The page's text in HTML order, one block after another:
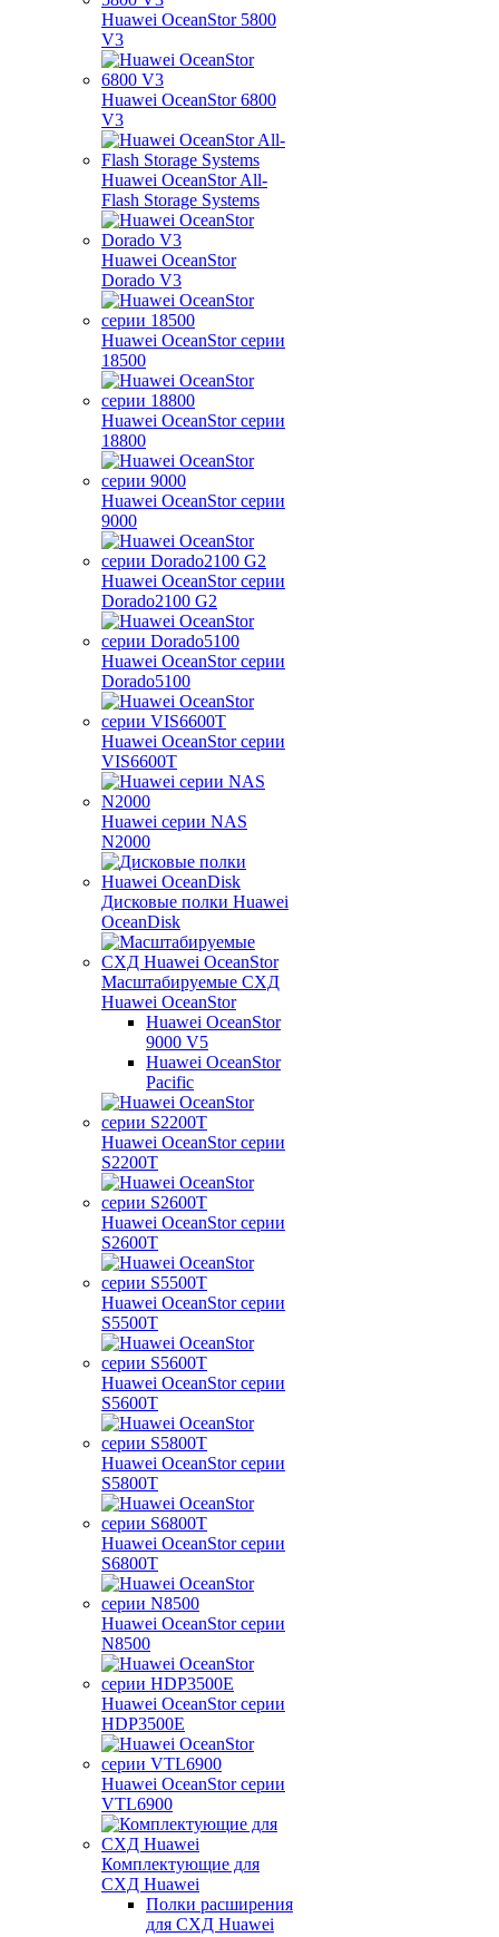
Huawei OceanStor 5800
V3
Huawei OceanStor 6800
V3
Huawei OceanStor All-
Flash Storage Systems
Huawei OceanStor
Dorado V3
Huawei OceanStor серии
18500
Huawei OceanStor серии
18800
Huawei OceanStor серии
9000
Huawei OceanStor серии
Dorado2100 G2
Huawei OceanStor серии
Dorado5100
Huawei OceanStor серии
VIS6600T
Huawei серии NAS
N2000
Дисковые полки Huawei
OceanDisk
Масштабируемые СХД
Huawei OceanStor
Huawei OceanStor
9000 V5
Huawei OceanStor
Pacific
Huawei OceanStor серии
S2200T
Huawei OceanStor серии
S2600T
Huawei OceanStor серии
S5500T
Huawei OceanStor серии
S5600T
Huawei OceanStor серии
S5800T
Huawei OceanStor серии
S6800T
Huawei OceanStor серии
N8500
Huawei OceanStor серии
HDP3500E
Huawei OceanStor серии
VTL6900
Комплектующие для
СХД Huawei
Полки расширения
для СХД Huawei